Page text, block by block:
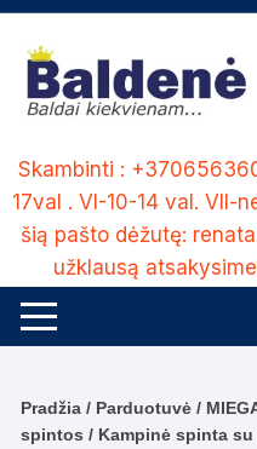
Skip
content
Skambinti :
17val . VI-10-14 val. VII-
šią pašto dėžutę:
užklausą
Pradžia / Parduotuvė /
spintos / Kampinė spinta